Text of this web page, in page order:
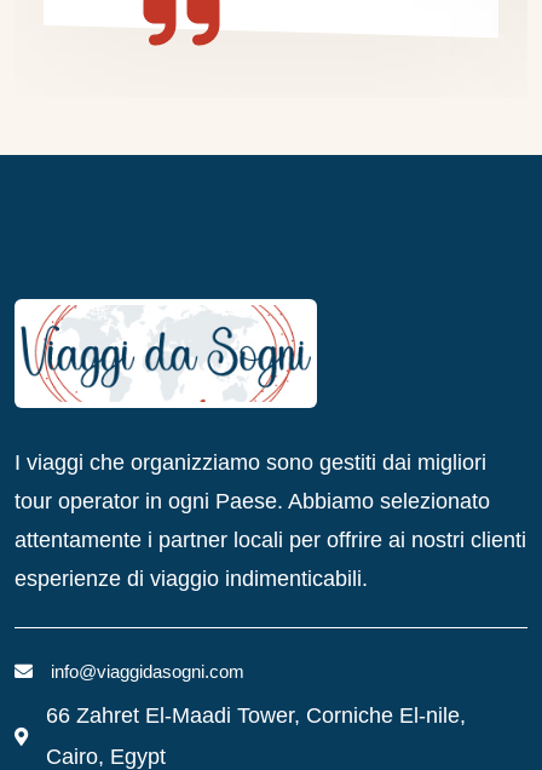
I viaggi che organizziamo sono gestiti dai migliori
tour operator in ogni Paese. Abbiamo selezionato
attentamente i partner locali per offrire ai nostri clienti
esperienze di viaggio indimenticabili.
info@viaggidasogni.com
66 Zahret El-Maadi Tower, Corniche El-nile,
Cairo, Egypt